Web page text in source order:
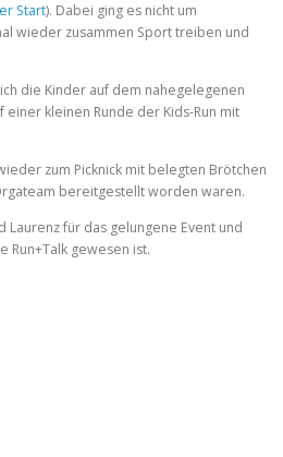
Start). Dabei ging es nicht um
wieder zusammen Sport treiben und
die Kinder auf dem nahegelegenen
kleinen Runde der Kids-Run mit
zum Picknick mit belegten Brötchen
bereitgestellt worden waren.
Laurenz für das gelungene Event und
Run+Talk gewesen ist.